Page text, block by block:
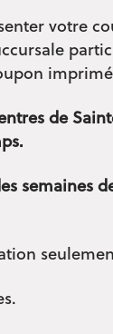
votre
de
semaines